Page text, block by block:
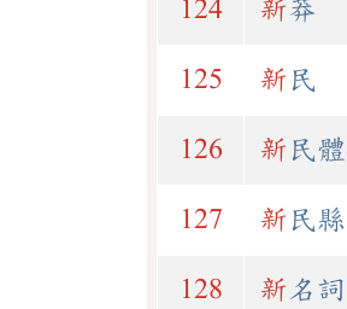
124 新莽
125 新 民
126 新 民體
127 新 民縣
128 新名詞